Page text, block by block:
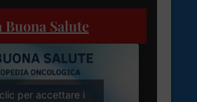
Buona Salute
per accettare i